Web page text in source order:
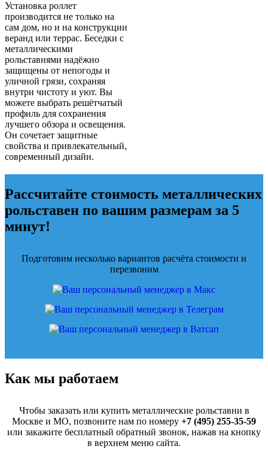
Установка роллет
производится не только на
сам дом, но и на конструкции
веранд или террас. Беседки с
металлическими
рольставнями надёжно
защищены от непогоды и
уличной грязи, сохраняя
внутри чистоту и уют. Вы
можете выбрать решётчатый
профиль для сохранения
лучшего обзора и освещения.
Он сочетает защитные
свойства и привлекательный,
современный дизайн.
Рассчитайте стоимость металлических
рольставен по вашим размерам за 5
минут!
Подготовим несколько вариантов расчёта стоимости и
перезвоним
Как мы работаем
Чтобы заказать или купить металлические рольставни в
Москве и МО, позвоните нам по номеру +7 (495) 255-35-59
или закажите бесплатный обратный звонок, нажав на кнопку
в верхнем меню сайта.